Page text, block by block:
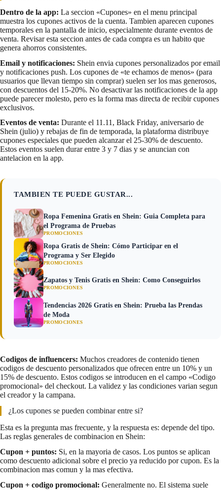
Dentro de la app: La seccion «Cupones» en el menu principal
muestra los cupones activos de la cuenta. Tambien aparecen cupones
temporales en la pantalla de inicio, especialmente durante eventos de
venta. Revisar esta seccion antes de cada compra es un habito que
genera ahorros consistentes.
Email y notificaciones: Shein envia cupones personalizados por email
y notificaciones push. Los cupones de «te echamos de menos» (para
usuarios que llevan tiempo sin comprar) suelen ser los mas generosos,
con descuentos del 15-20%. No desactivar las notificaciones de la app
puede parecer molesto, pero es la forma mas directa de recibir cupones
exclusivos.
Eventos de venta: Durante el 11.11, Black Friday, aniversario de
Shein (julio) y rebajas de fin de temporada, la plataforma distribuye
cupones especiales que pueden alcanzar el 25-30% de descuento.
Estos eventos suelen durar entre 3 y 7 dias y se anuncian con
antelacion en la app.
TAMBIEN TE PUEDE GUSTAR...
Ropa Femenina Gratis en Shein: Guia Completa para
el Programa de Pruebas
PROMOCIONES
Ropa Gratis de Shein: Cómo Participar en el
Programa y Ser Elegido
PROMOCIONES
Zapatos y Tenis Gratis en Shein: Como Conseguirlos
PROMOCIONES
Tendencias 2026 Gratis en Shein: Prueba las Prendas
de Moda
PROMOCIONES
Codigos de influencers: Muchos creadores de contenido tienen
codigos de descuento personalizados que ofrecen entre un 10% y un
15% de descuento. Estos codigos se introducen en el campo «Codigo
promocional» del checkout. La validez y las condiciones varian segun
el creador y la campana.
¿Los cupones se pueden combinar entre si?
Esta es la pregunta mas frecuente, y la respuesta es: depende del tipo.
Las reglas generales de combinacion en Shein:
Cupon + puntos: Si, en la mayoria de casos. Los puntos se aplican
como descuento adicional sobre el precio ya reducido por cupon. Es la
combinacion mas comun y la mas efectiva.
Cupon + codigo promocional: Generalmente no. El sistema suele